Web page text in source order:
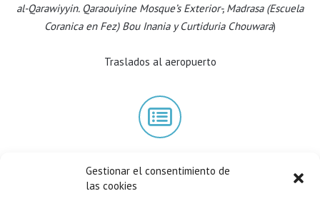
Gestionar el consentimiento de
las cookies
al-Qarawiyyin. Qaraouiyine Mosque’s Exterior-, Madrasa (Escuela
Coranica en Fez) Bou Inania y Curtiduria Chouwara)
Traslados al aeropuerto
SEGURO DE VIAJE TOTALTRAVEL